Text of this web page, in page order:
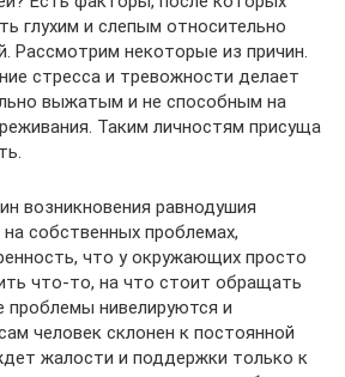
глухим и слепым относительно
Рассмотрим некоторые из причин.
стресса и тревожности делает
выжатым и не способным на
Таким личностям присуща
возникновения равнодушия
на собственных проблемах,
что у окружающих просто
что-то, на что стоит обращать
проблемы нивелируются и
человек склонен к постоянной
жалости и поддержки только к